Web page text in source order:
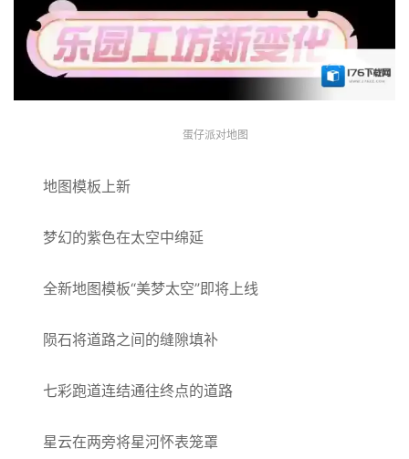
蛋仔派对地图
地图模板上新
梦幻的紫色在太空中绵延
全新地图模板“美梦太空”即将上线
陨石将道路之间的缝隙填补
七彩跑道连结通往终点的道路
星云在两旁将星河怀表笼罩